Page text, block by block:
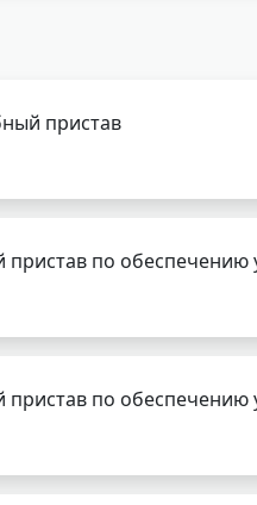
пристав
по обеспечению
по обеспечению